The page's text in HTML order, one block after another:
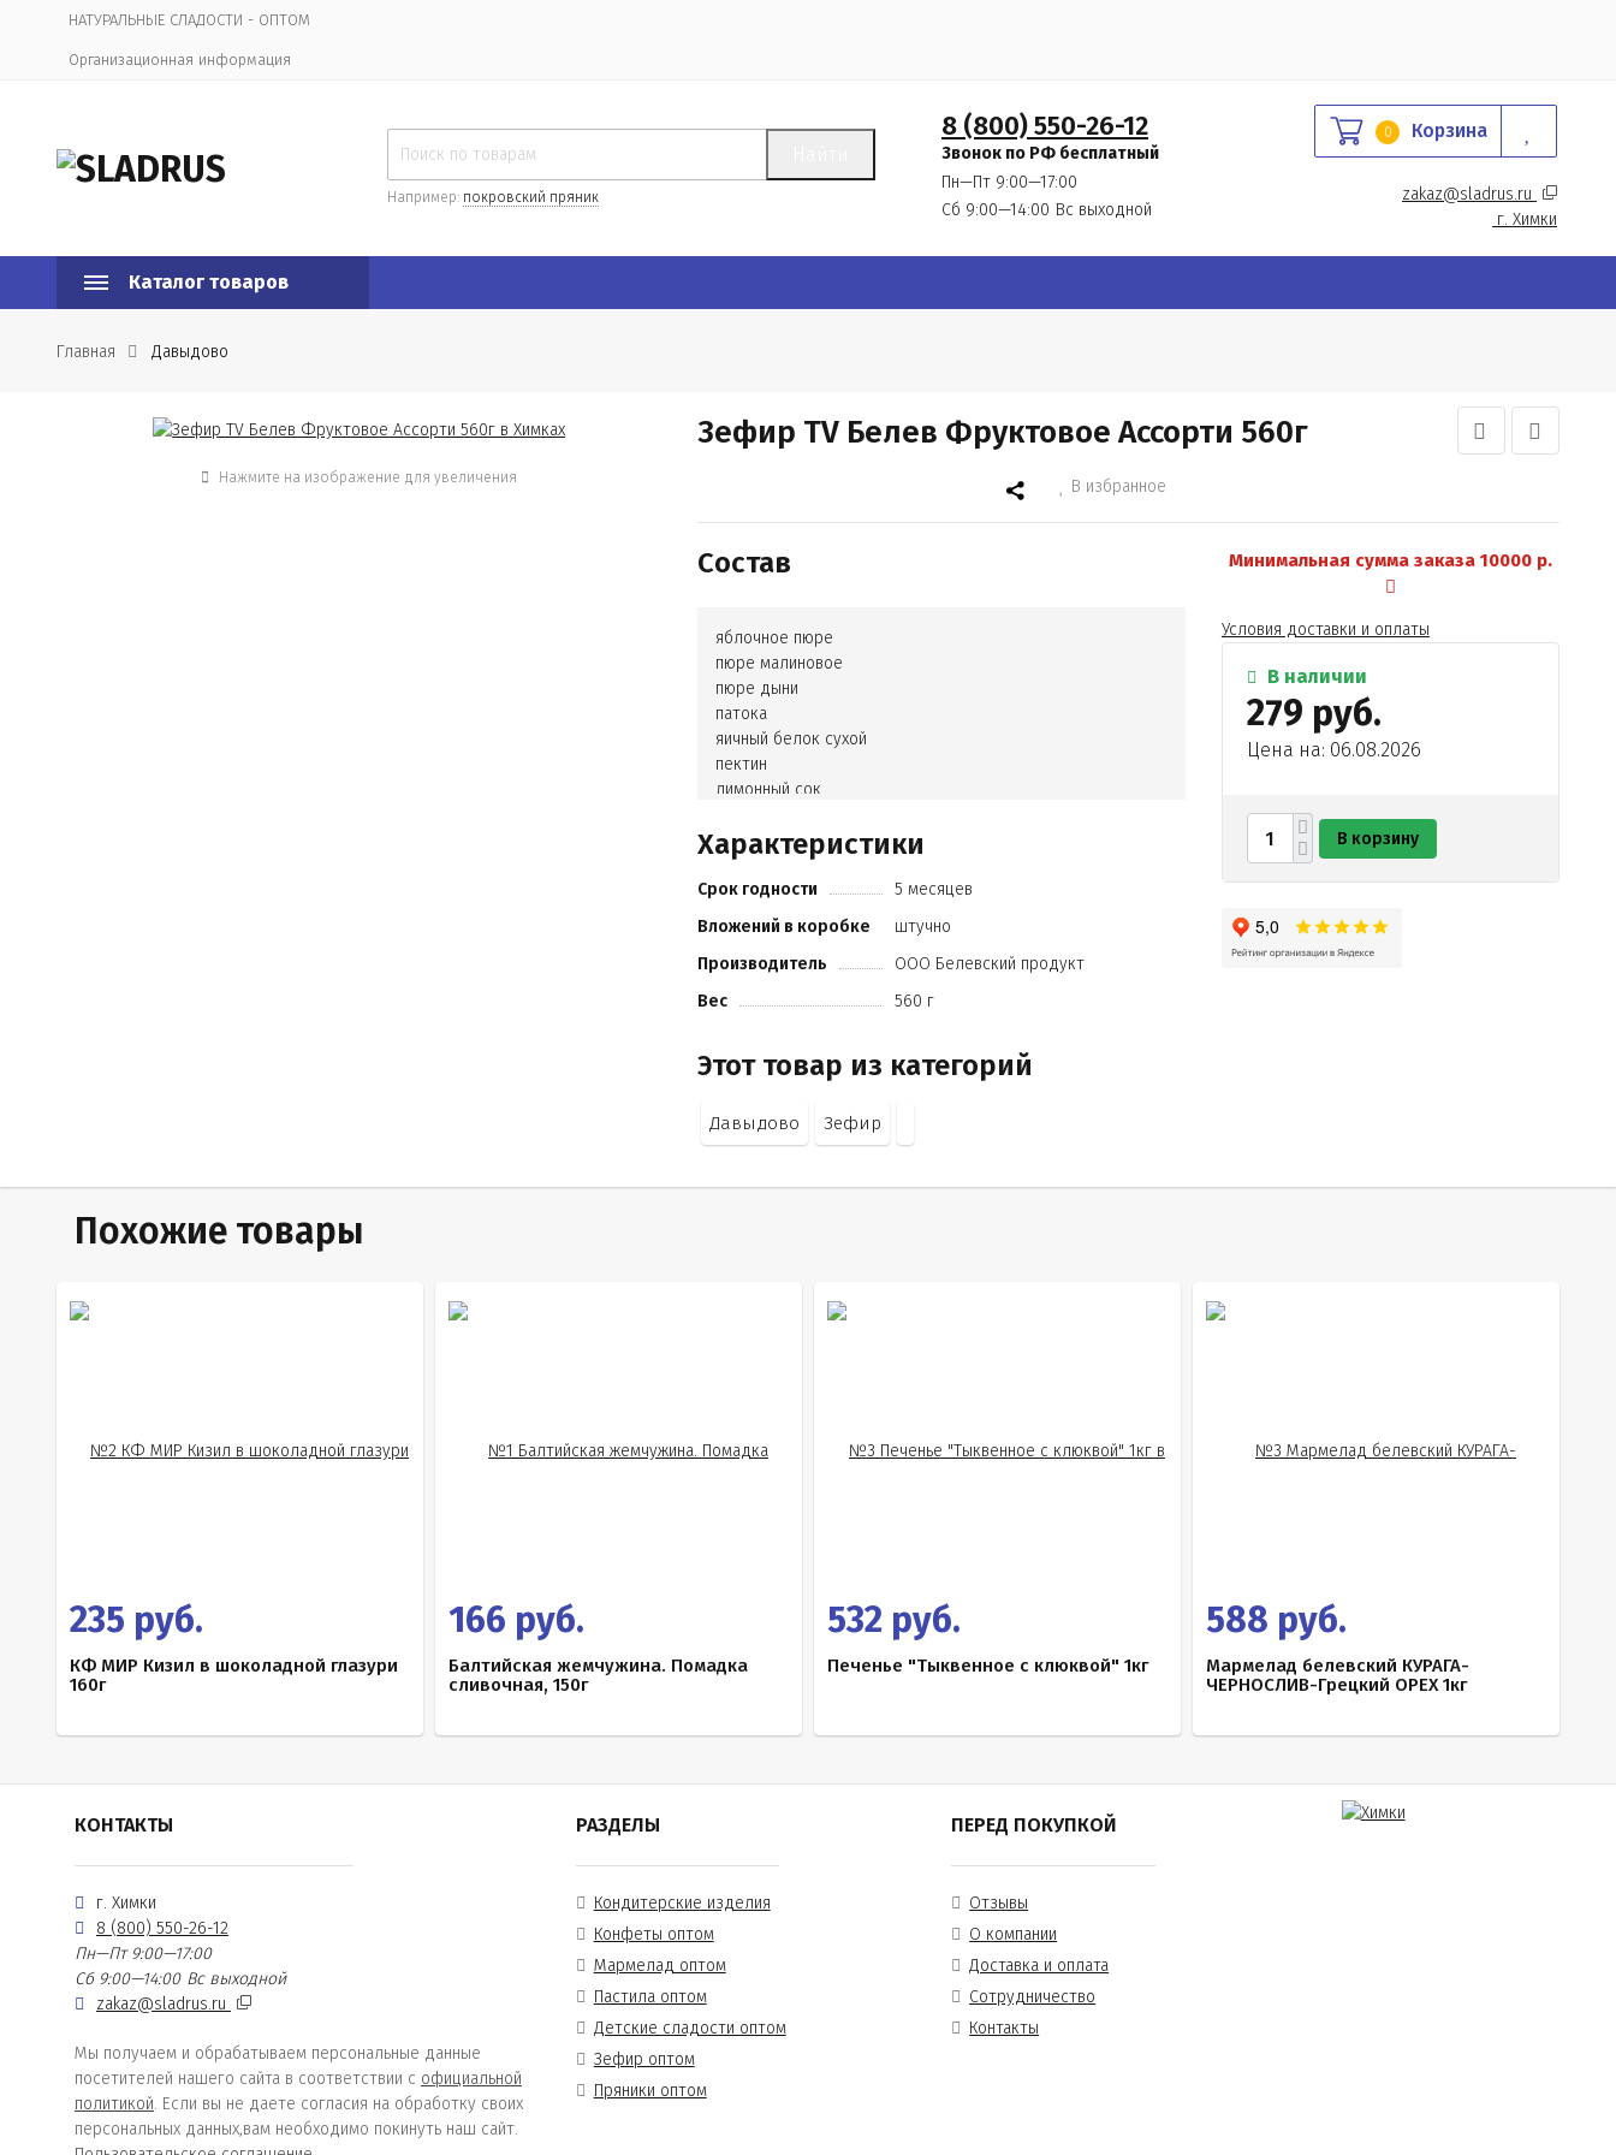
НАТУРАЛЬНЫЕ СЛАДОСТИ - ОПТОМ
Организационная информация
Например: покровский пряник
8 (800) 550-26-12
Звонок по РФ бесплатный
Пн—Пт 9:00—17:00
Сб 9:00—14:00 Вс выходной
0 Корзина
zakaz@sladrus.ru
г. Химки
Каталог товаров
Главная Давыдово
Нажмите на изображение для увеличения
Зефир TV Белев Фруктовое Ассорти 560г
В избранное
Состав
яблочное пюре
пюре малиновое
пюре дыни
патока
яичный белок сухой
пектин
лимонный сок
сахарная пудра
Характеристики
Срок годности
5 месяцев
Вложений в коробке
штучно
Производитель
ООО Белевский продукт
Вес
560 г
Этот товар из категорий
Давыдово Зефир
Минимальная сумма заказа 10000 р.
Условия доставки и оплаты
В наличии
279 руб.
Цена на: 06.08.2026
В корзину
Похожие товары
235 руб.
КФ МИР Кизил в шоколадной глазури
160г
166 руб.
Балтийская жемчужина. Помадка
сливочная, 150г
532 руб.
Печенье "Тыквенное с клюквой" 1кг
588 руб.
Мармелад белевский КУРАГА-
ЧЕРНОСЛИВ-Грецкий ОРЕХ 1кг
КОНТАКТЫ
г. Химки
8 (800) 550-26-12
Пн—Пт 9:00—17:00
Сб 9:00—14:00 Вс выходной
zakaz@sladrus.ru
Мы получаем и обрабатываем персональные данные
посетителей нашего сайта в соответствии с официальной
политикой. Если вы не даете согласия на обработку своих
персональных данных,вам необходимо покинуть наш сайт.
РАЗДЕЛЫ
Кондитерские изделия
Конфеты оптом
Мармелад оптом
Пастила оптом
Детские сладости оптом
Зефир оптом
Пряники оптом
ПЕРЕД ПОКУПКОЙ
Отзывы
О компании
Доставка и оплата
Сотрудничество
Контакты